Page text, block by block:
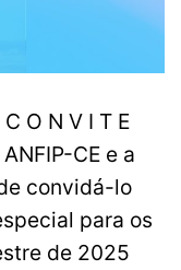
O N V I T E
CE e a
convidá-lo
para os
de 2025